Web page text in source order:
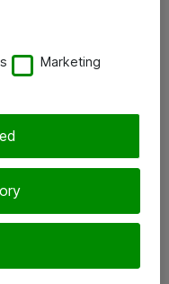
Marketing